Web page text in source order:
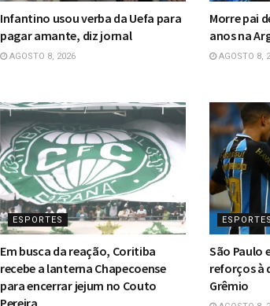
Infantino usou verba da Uefa para
pagar amante, diz jornal
AGOSTO 8, 2026
Morre pai
anos na
AGOSTO 8,
ESPORTES
Em busca da reação, Coritiba
recebe a lanterna Chapecoense
para encerrar jejum no Couto
ESPORTES
São Paulo
reforços à
Grêmio